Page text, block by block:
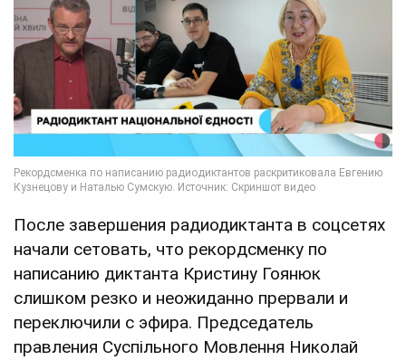
После завершения радиодиктанта в соцсетях
начали сетовать, что рекордсменку по
написанию диктанта Кристину Гоянюк
слишком резко и неожиданно прервали и
переключили с эфира. Председатель
правления Суспільного Мовлення Николай